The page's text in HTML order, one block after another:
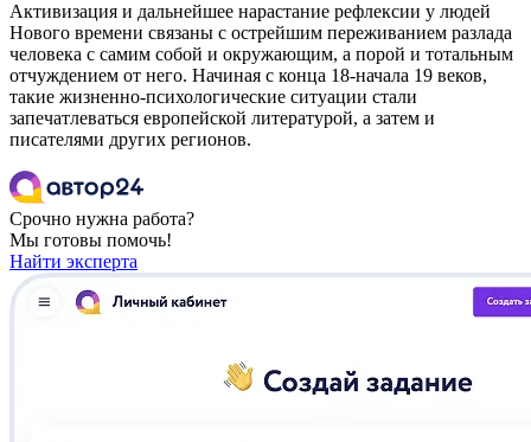
Активизация и дальнейшее нарастание рефлексии у людей
Нового времени связаны с острейшим переживанием разлада
человека с самим собой и окружающим, а порой и тотальным
отчуждением от него. Начиная с конца 18-начала 19 веков,
такие жизненно-психологические ситуации стали
запечатлеваться европейской литературой, а затем и
писателями других регионов.
Срочно нужна работа?
Мы готовы помочь!
Найти эксперта